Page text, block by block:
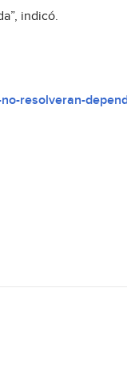
indicó.
resolveran-